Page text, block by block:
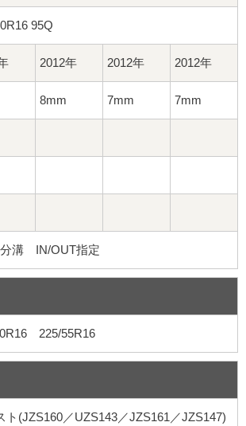
95Q
2012年 2012年 2012年
8mm 7mm 7mm
溝 IN/OUT指定
225/55R16
ト(JZS160／UZS143／JZS161／JZS147)